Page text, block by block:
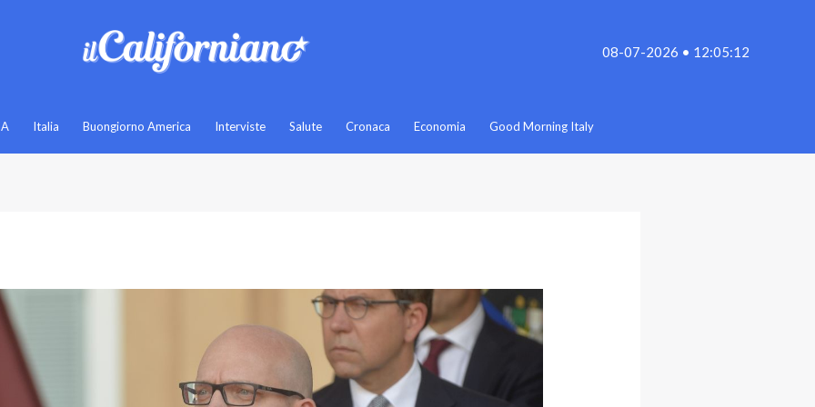
08-07-2026 • 12:05:12
Italia Buongiorno America Interviste Salute Cronaca Economia Good Morning Italy